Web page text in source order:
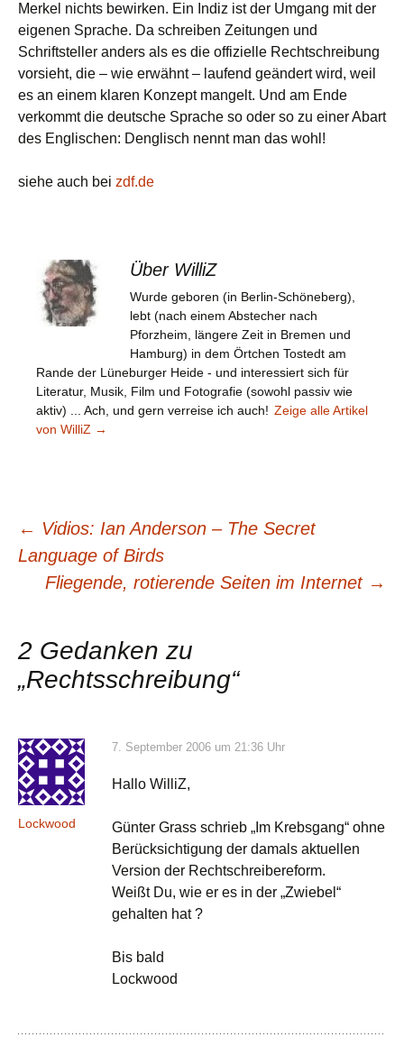
Merkel nichts bewirken. Ein Indiz ist der Umgang mit der
eigenen Sprache. Da schreiben Zeitungen und
Schriftsteller anders als es die offizielle Rechtschreibung
vorsieht, die – wie erwähnt – laufend geändert wird, weil
es an einem klaren Konzept mangelt. Und am Ende
verkommt die deutsche Sprache so oder so zu einer Abart
des Englischen: Denglisch nennt man das wohl!
siehe auch bei zdf.de
Über WilliZ
Wurde geboren (in Berlin-Schöneberg),
lebt (nach einem Abstecher nach
Pforzheim, längere Zeit in Bremen und
Hamburg) in dem Örtchen Tostedt am
Rande der Lüneburger Heide - und interessiert sich für
Literatur, Musik, Film und Fotografie (sowohl passiv wie
aktiv) ... Ach, und gern verreise ich auch! Zeige alle Artikel
von WilliZ →
Beitragsnavigation
← Vidios: Ian Anderson – The Secret
Language of Birds
Fliegende, rotierende Seiten im Internet →
2 Gedanken zu
„Rechtsschreibung“
Lockwood
7. September 2006 um 21:36 Uhr
Hallo WilliZ,
Günter Grass schrieb „Im Krebsgang“ ohne
Berücksichtigung der damals aktuellen
Version der Rechtschreibereform.
Weißt Du, wie er es in der „Zwiebel“
gehalten hat ?
Bis bald
Lockwood